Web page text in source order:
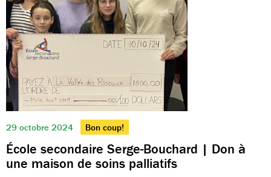
29 octobre 2024 Bon coup!
École secondaire Serge-Bouchard | Don à
une maison de soins palliatifs